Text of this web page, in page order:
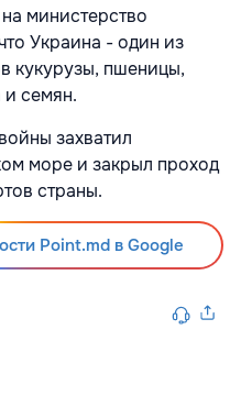
министерство
Украина - один из
кукурузы, пшеницы,
и семян.
захватил
море и закрыл проход
страны.
Point.md в Google